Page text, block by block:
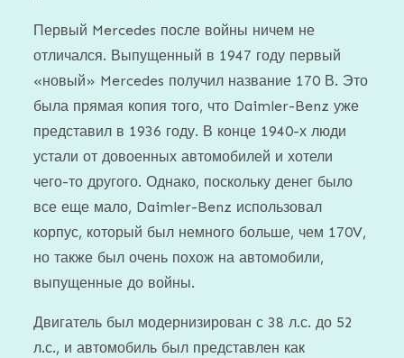
Первый Mercedes после войны ничем не
отличался. Выпущенный в 1947 году первый
«новый» Mercedes получил название 170 В. Это
была прямая копия того, что Daimler-Benz уже
представил в 1936 году. В конце 1940-х люди
устали от довоенных автомобилей и хотели
чего-то другого. Однако, поскольку денег было
все еще мало, Daimler-Benz использовал
корпус, который был немного больше, чем 170V,
но также был очень похож на автомобили,
выпущенные до войны.
Двигатель был модернизирован с 38 л.с. до 52
л.с., и автомобиль был представлен как